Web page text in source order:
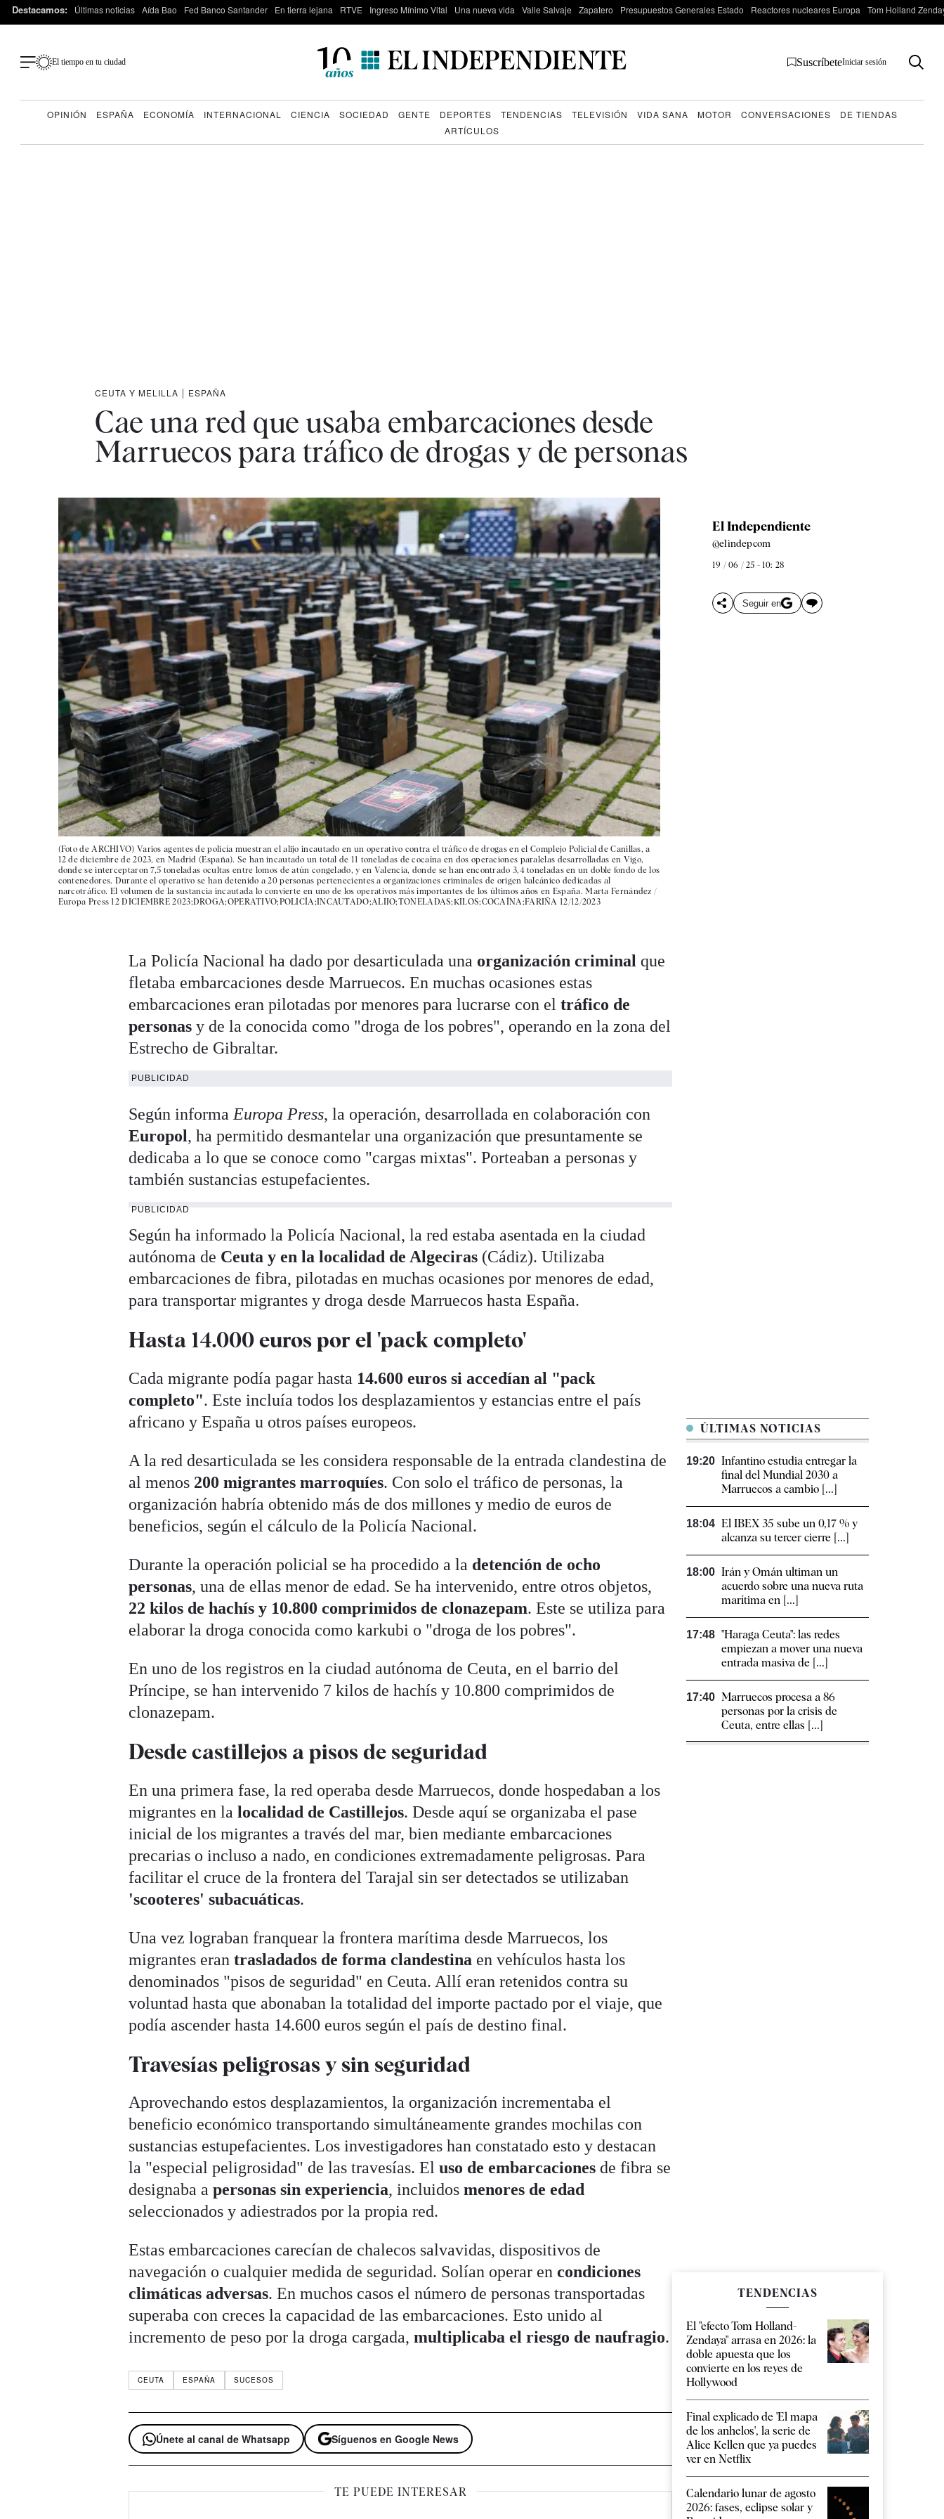
Destacamos: Últimas noticias Aída Bao Fed Banco Santander En tierra lejana RTVE Ingreso Mínimo Vital Una nueva vida Valle Salvaje Zapatero Presupuestos Generales Estado Reactores nucleares Europa Tom Holland
El tiempo en tu ciudad SuscríbeteIniciar sesión
OPINIÓN ESPAÑA ECONOMÍA INTERNACIONAL CIENCIA SOCIEDAD GENTE DEPORTES TENDENCIAS TELEVISIÓN VIDA SANA MOTOR CONVERSACIONES
DE TIENDAS
ARTÍCULOS
CEUTA Y MELILLA | ESPAÑA
Cae una red que usaba embarcaciones desde
Marruecos para tráfico de drogas y de personas
(Foto de ARCHIVO) Varios agentes de policía muestran el alijo incautado en un operativo contra el tráfico de drogas en el Complejo Policial de Canillas, a
12 de diciembre de 2023, en Madrid (España). Se han incautado un total de 11 toneladas de cocaína en dos operaciones paralelas desarrolladas en Vigo,
donde se interceptaron 7,5 toneladas ocultas entre lomos de atún congelado, y en Valencia, donde se han encontrado 3,4 toneladas en un doble fondo de los
contenedores. Durante el operativo se han detenido a 20 personas pertenecientes a organizaciones criminales de origen balcánico dedicadas al
narcotráfico. El volumen de la sustancia incautada lo convierte en uno de los operativos más importantes de los últimos años en España. Marta Fernández /
Europa Press 12 DICIEMBRE 2023;DROGA;OPERATIVO;POLICÍA;INCAUTADO;ALIJO;TONELADAS;KILOS;COCAÍNA;FARIÑA 12/12/2023
El Independiente
@elindepcom
19 / 06 / 25 - 10: 28
Seguir en
La Policía Nacional ha dado por desarticulada una organización criminal que
fletaba embarcaciones desde Marruecos. En muchas ocasiones estas
embarcaciones eran pilotadas por menores para lucrarse con eltráfico de
personas y de la conocida como "droga de los pobres", operando en la zona del
Estrecho de Gibraltar.
PUBLICIDAD
Según informa Europa Press, la operación, desarrollada en colaboración con
Europol , ha permitido desmantelar una organización que presuntamente se
dedicaba a lo que se conoce como "cargas mixtas". Porteaban a personas y
también sustancias estupefacientes.
PUBLICIDAD
Según ha informado la Policía Nacional, la red estaba asentada en la ciudad
autónoma de Ceuta y en la localidad de Algeciras (Cádiz). Utilizaba
embarcaciones de fibra, pilotadas en muchas ocasiones por menores de edad,
para transportar migrantes y droga desde Marruecos hasta España.
Hasta 14.000 euros por el 'pack completo'
Cada migrante podía pagar hasta 14.600 euros si accedían al "pack
completo". Este incluía todos los desplazamientos y estancias entre el país
africano y España u otros países europeos.
A la red desarticulada se les considera responsable de la entrada clandestina de
al menos 200 migrantes marroquíes. Con solo el tráfico de personas, la
organización habría obtenido más de dos millones y medio de euros de
beneficios, según el cálculo de la Policía Nacional.
Durante la operación policial se ha procedido a la detención de ocho
personas, una de ellas menor de edad. Se ha intervenido, entre otros objetos,
22 kilos de hachís y 10.800 comprimidos de clonazepam. Este se utiliza para
elaborar la droga conocida como karkubi o "droga de los pobres".
En uno de los registros en la ciudad autónoma de Ceuta, en el barrio del
Príncipe, se han intervenido 7 kilos de hachís y 10.800 comprimidos de
clonazepam.
Desde castillejos a pisos de seguridad
En una primera fase, la red operaba desde Marruecos, donde hospedaban a los
migrantes en lalocalidad de Castillejos. Desde aquí se organizaba el pase
inicial de los migrantes a través del mar, bien mediante embarcaciones
precarias o incluso a nado, en condiciones extremadamente peligrosas. Para
facilitar el cruce de la frontera del Tarajal sin ser detectados se utilizaban
'scooteres' subacuáticas.
Una vez lograban franquear la frontera marítima desde Marruecos, los
migrantes erantrasladados de forma clandestina en vehículos hasta los
denominados "pisos de seguridad" en Ceuta. Allí eran retenidos contra su
voluntad hasta que abonaban la totalidad del importe pactado por el viaje, que
podía ascender hasta 14.600 euros según el país de destino final.
Travesías peligrosas y sin seguridad
Aprovechando estos desplazamientos, la organización incrementaba el
beneficio económico transportando simultáneamente grandes mochilas con
sustancias estupefacientes. Los investigadores han constatado esto y destacan
la "especial peligrosidad" de las travesías. Eluso de embarcaciones de fibra se
designaba apersonas sin experiencia, incluidosmenores de edad
seleccionados y adiestrados por la propia red.
Estas embarcaciones carecían de chalecos salvavidas, dispositivos de
navegación o cualquier medida de seguridad. Solían operar encondiciones
climáticas adversas. En muchos casos el número de personas transportadas
superaba con creces la capacidad de las embarcaciones. Esto unido al
incremento de peso por la droga cargada,multiplicaba el riesgo de naufragio.
CEUTA ESPAÑA SUCESOS
Únete al canal de Whatsapp Síguenos en Google News
TE PUEDE INTERESAR
ÚLTIMAS NOTICIAS
19:20 Infantino estudia entregar la
final del Mundial 2030 a
Marruecos a cambio [...]
18:04 El IBEX 35 sube un 0,17 % y
alcanza su tercer cierre [...]
18:00 Irán y Omán ultiman un
acuerdo sobre una nueva ruta
marítima en [...]
17:48 "Haraga Ceuta": las redes
empiezan a mover una nueva
entrada masiva de [...]
17:40 Marruecos procesa a 86
personas por la crisis de
Ceuta, entre ellas [...]
TENDENCIAS
El "efecto Tom Holland-
Zendaya" arrasa en 2026: la
doble apuesta que los
convierte en los reyes de
Hollywood
Final explicado de 'El mapa
de los anhelos', la serie de
Alice Kellen que ya puedes
ver en Netflix
Calendario lunar de agosto
2026: fases, eclipse solar y